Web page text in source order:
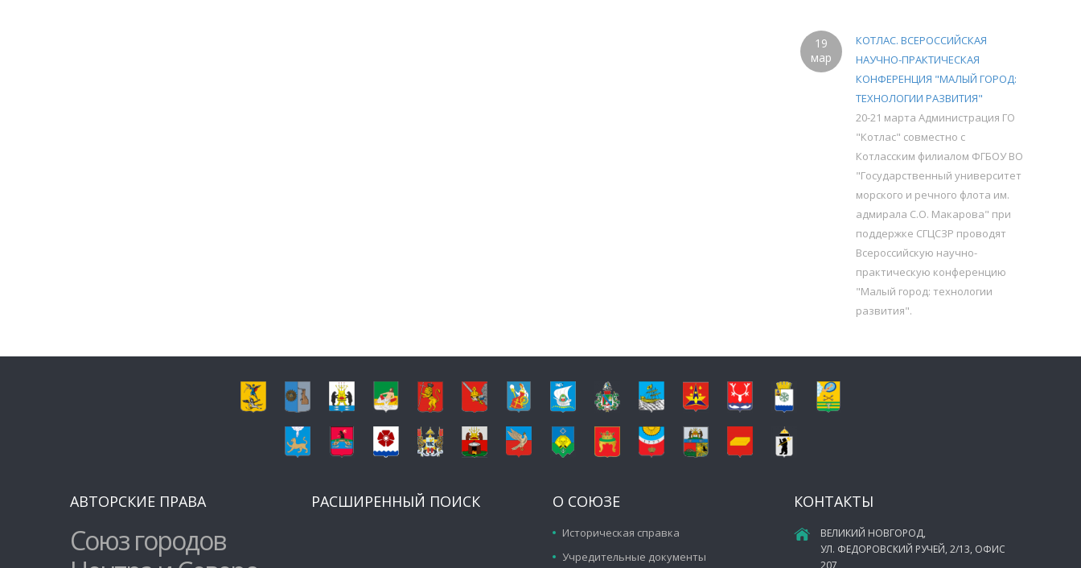
19
мар
КОТЛАС. ВСЕРОССИЙСКАЯ
НАУЧНО-ПРАКТИЧЕСКАЯ
КОНФЕРЕНЦИЯ "МАЛЫЙ ГОРОД:
ТЕХНОЛОГИИ РАЗВИТИЯ"
20-21 марта Администрация ГО
"Котлас" совместно с
Котласским филиалом ФГБОУ ВО
"Государственный университет
морского и речного флота им.
адмирала С.О. Макарова" при
поддержке СГЦСЗР проводят
Всероссийскую научно-
практическую конференцию
"Малый город: технологии
развития".
АВТОРСКИЕ ПРАВА
Союз городов
РАСШИРЕННЫЙ ПОИСК О СОЮЗЕ
Историческая справка
Учредительные документы
КОНТАКТЫ
ВЕЛИКИЙ НОВГОРОД,
УЛ. ФЕДОРОВСКИЙ РУЧЕЙ, 2/13, ОФИС
207